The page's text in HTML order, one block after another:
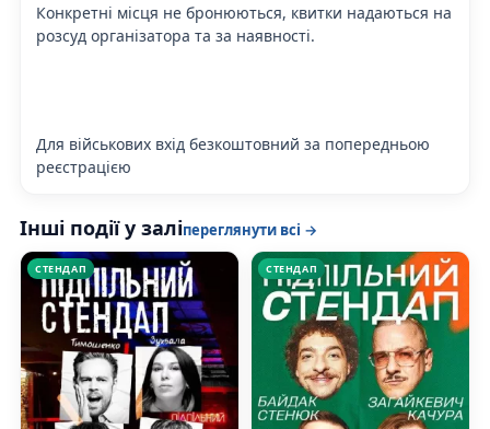
Конкретні місця не бронюються, квитки надаються на
розсуд організатора та за наявності.
Для військових вхід безкоштовний за попередньою
реєстрацією
Інші події у заліпереглянути всі →
СТЕНДАП СТЕНДАП